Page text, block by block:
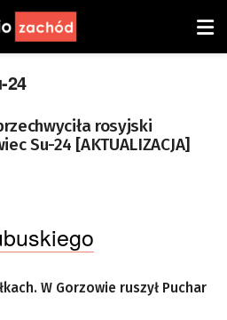
24
rosyjski
Su-24 [AKTUALIZACJA]
W Gorzowie ruszył Puchar